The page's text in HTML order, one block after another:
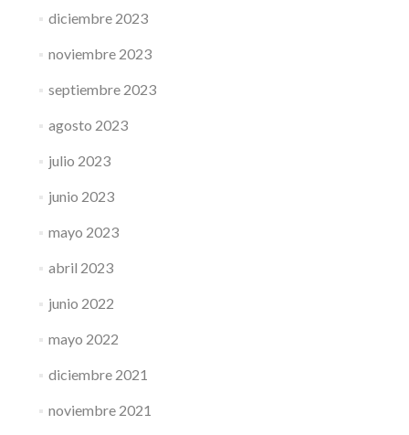
diciembre 2023
noviembre 2023
septiembre 2023
agosto 2023
julio 2023
junio 2023
mayo 2023
abril 2023
junio 2022
mayo 2022
diciembre 2021
noviembre 2021